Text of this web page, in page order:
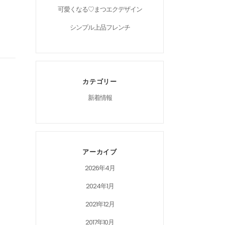
可愛くなる♡まつエクデザイン
シンプル上品フレンチ
カテゴリー
新着情報
アーカイブ
2026年4月
2024年1月
2021年12月
2017年10月